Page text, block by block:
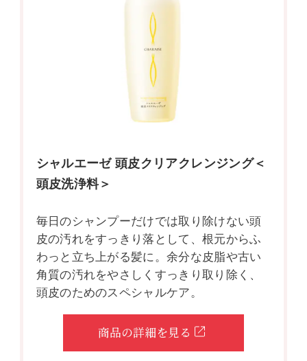
シャルエーゼ 頭皮クリアクレンジング＜
頭皮洗浄料＞
毎日のシャンプーだけでは取り除けない頭
皮の汚れをすっきり落として、根元からふ
わっと立ち上がる髪に。余分な皮脂や古い
角質の汚れをやさしくすっきり取り除く、
頭皮のためのスペシャルケア。
商品の詳細を見る